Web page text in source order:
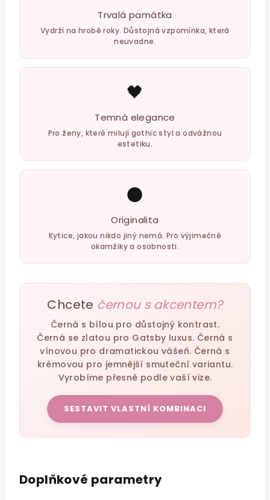
Trvalá památka
Vydrží na hrobě roky. Důstojná vzpomínka, která
neuvadne.
🖤
Temná elegance
Pro ženy, které milují gothic styl a odvážnou
estetiku.
🌑
Originalita
Kytice, jakou nikdo jiný nemá. Pro výjimečné
okamžiky a osobnosti.
Chcete černou s akcentem?
Černá s bílou pro důstojný kontrast.
Černá se zlatou pro Gatsby luxus. Černá s
vínovou pro dramatickou vášeň. Černá s
krémovou pro jemnější smuteční variantu.
Vyrobíme přesně podle vaší vize.
SESTAVIT VLASTNÍ KOMBINACI
Doplňkové parametry